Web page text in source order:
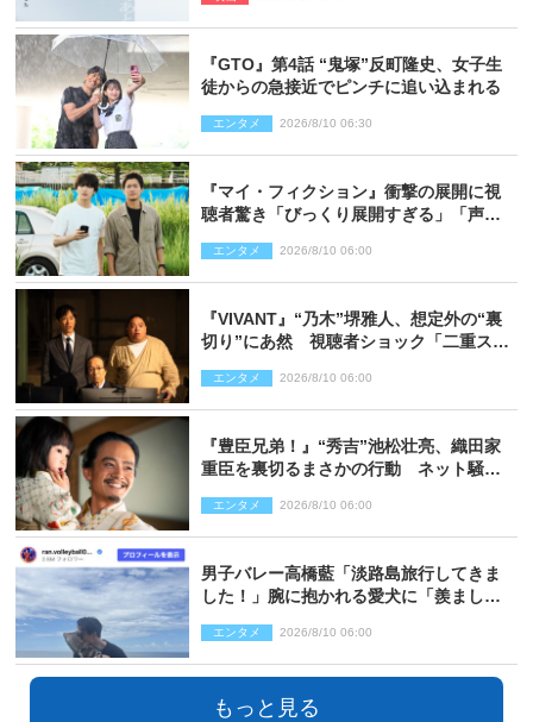
『GTO』第4話 “鬼塚”反町隆史、女子生
徒からの急接近でピンチに追い込まれる
エンタメ 2026/8/10 06:30
『マイ・フィクション』衝撃の展開に視
聴者驚き「びっくり展開すぎる」「声出
エンタメ 2026/8/10 06:00
『VIVANT』“乃木”堺雅人、想定外の“裏
切り”にあ然 視聴者ショック「二重スパ
エンタメ 2026/8/10 06:00
『豊臣兄弟！』“秀吉”池松壮亮、織田家
重臣を裏切るまさかの行動 ネット騒然
り）
エンタメ 2026/8/10 06:00
男子バレー高橋藍「淡路島旅行してきま
した！」腕に抱かれる愛犬に「羨まし
エンタメ 2026/8/10 06:00
もっと見る